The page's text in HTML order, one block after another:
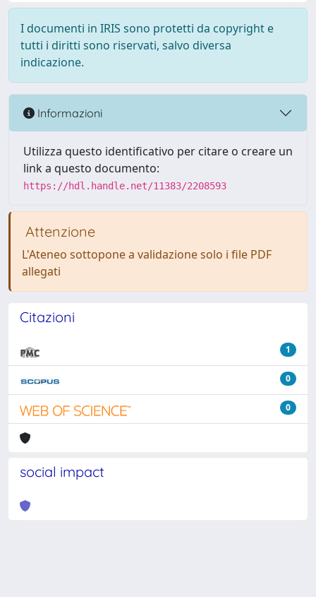
I documenti in IRIS sono protetti da copyright e
tutti i diritti sono riservati, salvo diversa
indicazione.
Informazioni
Utilizza questo identificativo per citare o creare un
link a questo documento:
https://hdl.handle.net/11383/2208593
Attenzione
L'Ateneo sottopone a validazione solo i file PDF
allegati
Citazioni
1
0
0
social impact